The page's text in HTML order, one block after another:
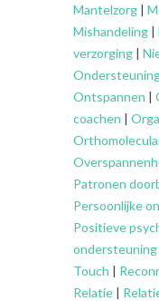
Mantelzorg |
Mishandeling |
verzorging |
Ontspannen |
coachen |
Patronen
Persoonlijke
Positieve
ondersteuning
Touch |
Relatie |